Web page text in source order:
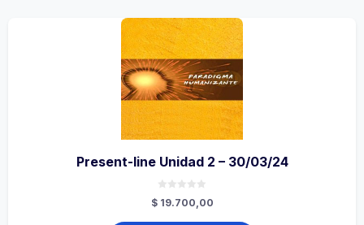
Present-line Unidad 2 – 30/03/24
0
de
$19.700,00